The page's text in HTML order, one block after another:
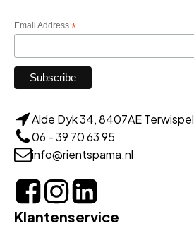
Email Address *
Alde Dyk 34, 8407AE Terwispel
06 - 39 70 63 95
info@rientspama.nl
Klantenservice